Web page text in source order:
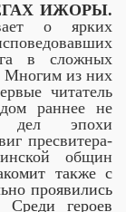
ИЖОРЫ.
о ярких
в сложных
Многим из них
читатель
раннее не
дел эпохи
пресвитера-
общин
также с
проявились
Среди героев